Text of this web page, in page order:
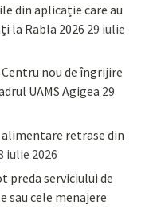
din aplicație care au
la Rabla 2026 29 iulie
nou de îngrijire
UAMS Agigea 29
retrase din
iulie 2026
preda serviciului de
sau cele menajere